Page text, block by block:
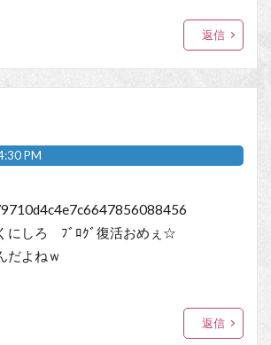
返信
PM
にしろ ﾌﾞﾛｸﾞ復活おめぇ☆
だよねｗ
返信